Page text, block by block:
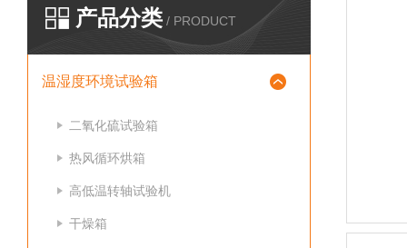
产品分类 / PRODUCT
温湿度环境试验箱
二氧化硫试验箱
热风循环烘箱
高低温转轴试验机
干燥箱